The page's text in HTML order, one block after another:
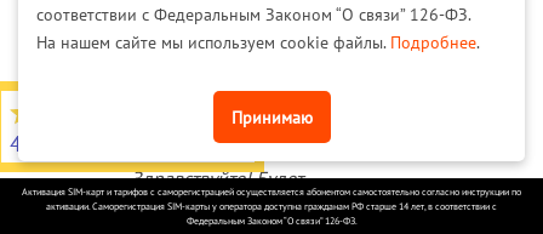
Здравствуйте, живу в Магадане, будет ли здесь
работать?
MEGASIMKA– 07.04.2019
Здравствуйте! Будет.
Активация SIM-карт и тарифов с саморегистрацией осуществляется абонентом самостоятельно согласно инструкции по
активации. Саморегистрация SIM-карты у оператора доступна гражданам РФ старше 14 лет, в соответствии с
Федеральным Законом “О связи” 126-ФЗ.
4566 отзывов на Яндекс
соответствии с Федеральным Законом “О связи” 126-ФЗ.
На нашем сайте мы используем cookie файлы. Подробнее.
Принимаю